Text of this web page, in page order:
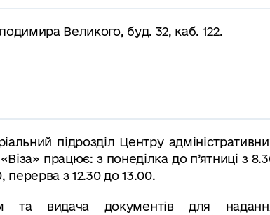
Великого, буд. 32, каб. 122.
підрозділ Центру
працює: з понеділка до п’ятниці з
перерва з 12.30 до 13.00.
та видача документів для